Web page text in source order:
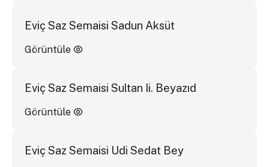
Eviç Saz Semaisi Sadun Aksüt
Görüntüle
Eviç Saz Semaisi Sultan Ii. Beyazıd
Görüntüle
Eviç Saz Semaisi Udi Sedat Bey